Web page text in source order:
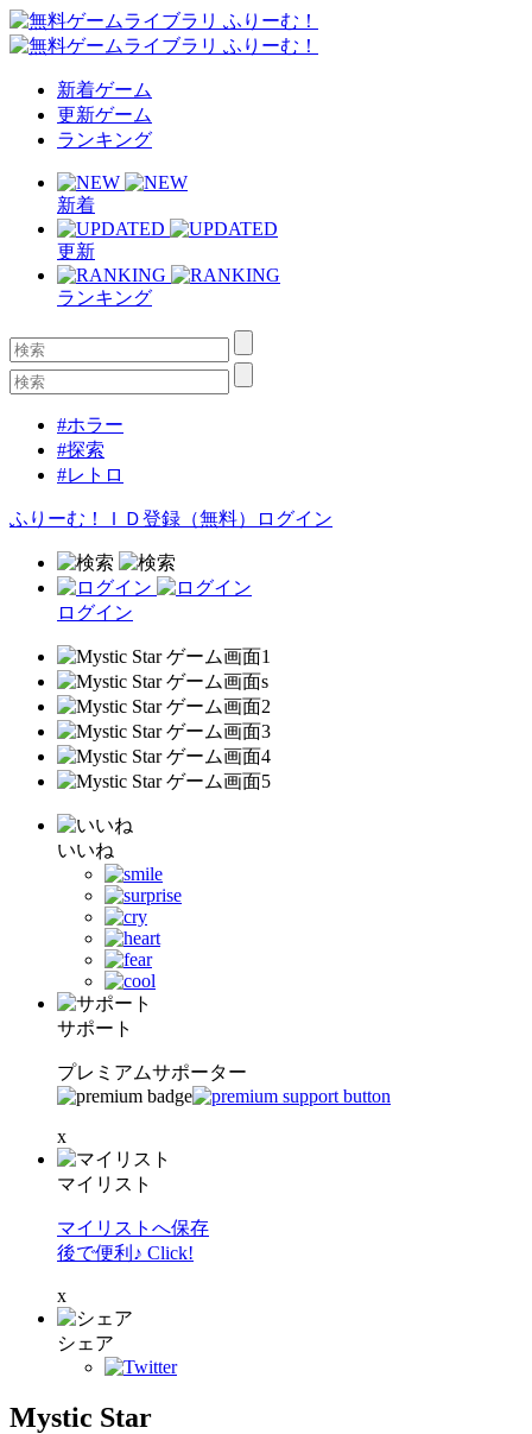
新着ゲーム
更新ゲーム
ランキング
新着
更新
ランキング
#ホラー
#探索
#レトロ
ふりーむ！ＩＤ登録（無料） ログイン
ログイン
いいね
サポート
プレミアムサポーター
x
マイリスト
マイリストへ保存
後で便利♪ Click!
x
シェア
Mystic Star